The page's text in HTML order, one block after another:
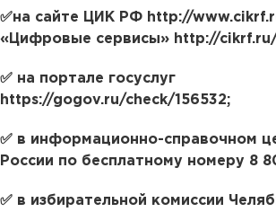
✅на сайте ЦИК РФ http://
«Цифровые сервисы» http://
✅ на портале госуслуг
https://gogov.ru/check/156532;
✅ в информационно-справочном
России по бесплатному номеру 8
✅ в избирательной комиссии